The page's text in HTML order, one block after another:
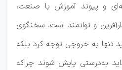
و پیوند آموزش با صنعت،
و توانمند است. سخنگوی
تنها به خروجی توجه کرد بلکه
به‌درستی پایش شوند چراکه